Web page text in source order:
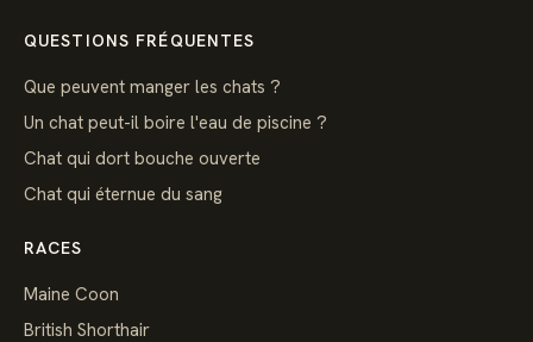
QUESTIONS FRÉQUENTES
Que peuvent manger les chats ?
Un chat peut-il boire l'eau de piscine ?
Chat qui dort bouche ouverte
Chat qui éternue du sang
RACES
Maine Coon
British Shorthair